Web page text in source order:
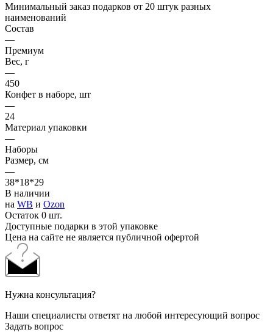
Минимальный заказ подарков от 20 штук разных
наименований
Состав
—
Премиум
Вес, г
—
450
Конфет в наборе, шт
—
24
Материал упаковки
—
Наборы
Размер, см
—
38*18*29
В наличии
на WB и Ozon
Остаток 0 шт.
Доступные подарки в этой упаковке
Цена на сайте не является публичной офертой
Нужна консультация?
Наши специалисты ответят на любой интересующий вопрос
Задать вопрос